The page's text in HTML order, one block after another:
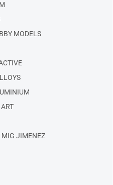
MODELS
JIMENEZ